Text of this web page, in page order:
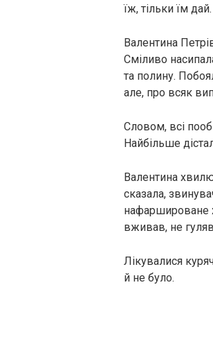
їж, тільки їм дай.
Валентина
Сміливо
та полину.
але, про всяк
Словом, всі
Найбільше
Валентина
сказала,
нафаршироване
вживав, не
Лікувалися
й не було.